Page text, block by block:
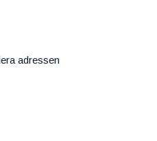
adressen